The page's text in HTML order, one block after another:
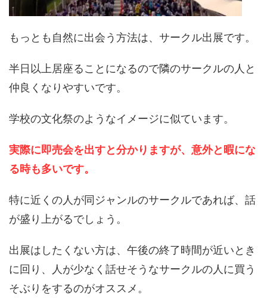
もっとも自然に出会う方法は、サークル出展です。
半日以上居座ることになるので隣のサークルの人と
仲良くなりやすいです。
学校の文化祭のようなイメージに似ています。
実際に即売会を出すと分かりますが、意外と暇にな
る時も多いです。
特に近くの人が同ジャンルのサークルであれば、話
が盛り上がるでしょう。
出展はしたくない方は、午後の終了時間が近いとき
に回り、人が少なく話せそうなサークルの人に買う
そぶりをするのがオススメ。